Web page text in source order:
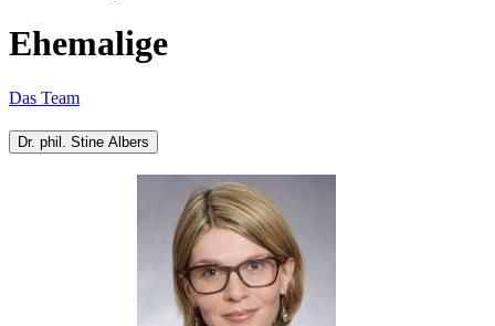
Ehemalige
Das Team
Dr. phil. Stine Albers